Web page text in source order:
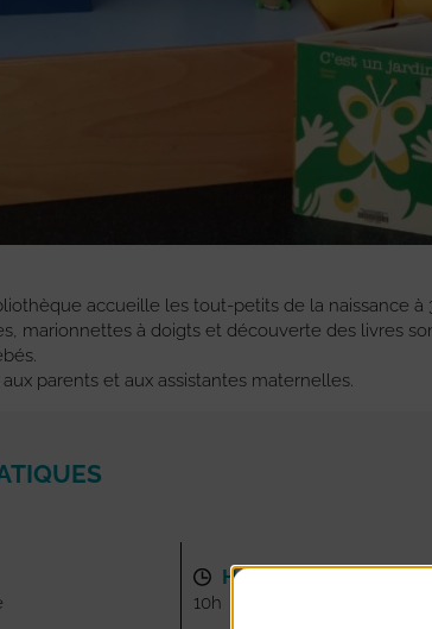
accueille les tout-petits de la naissance à
marionnettes à doigts et découverte des livres
parents et aux assistantes maternelles.
HORAIRES
10h